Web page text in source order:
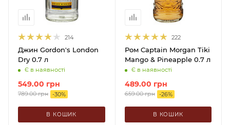
214
Джин Gordon's London
Dry 0.7 л
Є в наявності
549.00 грн
789.00грн -30%
В КОШИК
222
Ром Captain Morgan Tiki
Mango & Pineapple 0.7 л
Є в наявності
489.00 грн
659.00грн -26%
В КОШИК